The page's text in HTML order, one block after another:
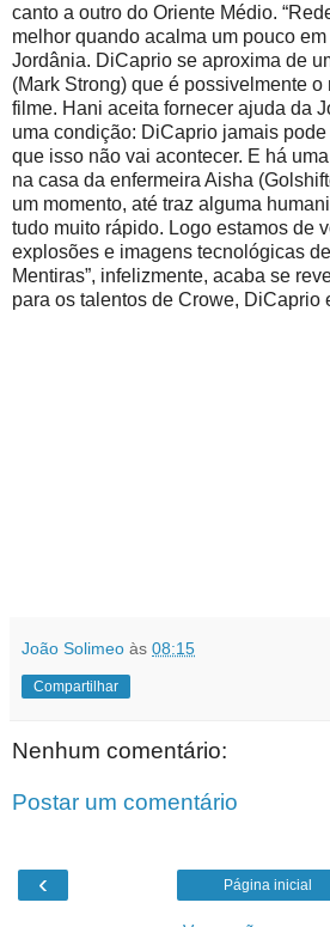
canto a outro do Oriente Médio.
melhor quando acalma um pouco
Jordânia. DiCaprio se aproxima de
(Mark Strong) que é possivelmente
filme. Hani aceita fornecer ajuda da
uma condição: DiCaprio jamais
que isso não vai acontecer. E há
na casa da enfermeira Aisha
um momento, até traz alguma
tudo muito rápido. Logo estamos de
explosões e imagens tecnológicas
Mentiras”, infelizmente, acaba se
para os talentos de Crowe, DiCaprio
João Solimeo às 08:15
Compartilhar
Nenhum comentário:
Postar um comentário
‹ Página inicial